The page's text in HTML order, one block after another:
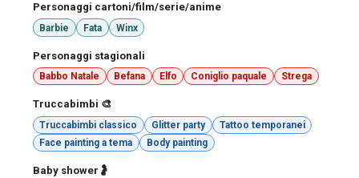
Personaggi cartoni/film/serie/anime
Barbie Fata Winx
Personaggi stagionali
Babbo Natale Befana Elfo Coniglio paquale Strega
Truccabimbi 🎨
Truccabimbi classico Glitter party
Tattoo temporanei
Face painting a tema
Body painting
Baby shower🤰